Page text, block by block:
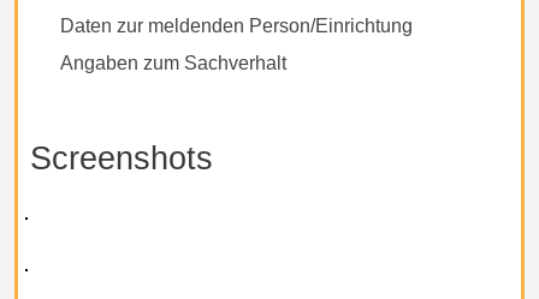
Daten zur meldenden Person/Einrichtung
Angaben zum Sachverhalt
Screenshots